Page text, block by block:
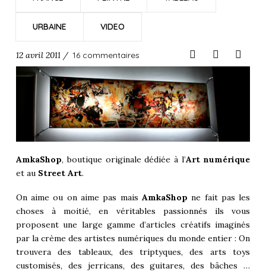
URBAINE VIDEO
12 avril 2011 / 16 commentaires
AmkaShop, boutique originale dédiée à l’Art numérique
et au Street Art.
On aime ou on aime pas mais AmkaShop ne fait pas les
choses à moitié, en véritables passionnés ils vous
proposent une large gamme d’articles créatifs imaginés
par la crème des artistes numériques du monde entier : On
trouvera des tableaux, des triptyques, des arts toys
customisés, des jerricans, des guitares, des bâches …